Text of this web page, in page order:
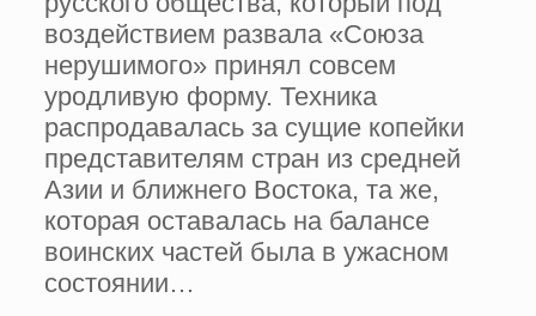
воздействием развала «Союза
нерушимого» принял совсем
уродливую форму. Техника
распродавалась за сущие копейки
представителям стран из средней
Азии и ближнего Востока, та же,
которая оставалась на балансе
воинских частей была в ужасном
состоянии…